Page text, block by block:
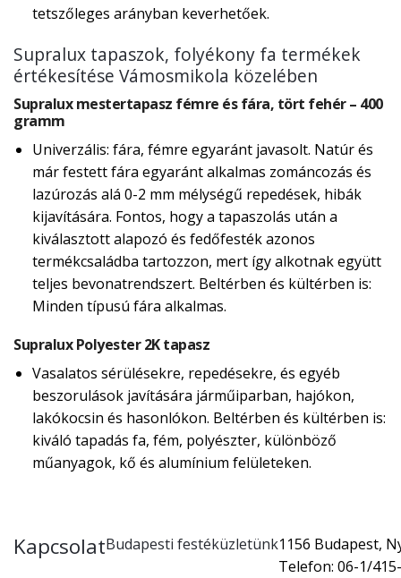
tetszőleges arányban keverhetőek.
Supralux tapaszok, folyékony fa termékek
értékesítése Vámosmikola közelében
Supralux mestertapasz fémre és fára, tört fehér – 400
gramm
Univerzális: fára, fémre egyaránt javasolt. Natúr és
már festett fára egyaránt alkalmas zománcozás és
lazúrozás alá 0-2 mm mélységű repedések, hibák
kijavítására. Fontos, hogy a tapaszolás után a
kiválasztott alapozó és fedőfesték azonos
termékcsaládba tartozzon, mert így alkotnak együtt
teljes bevonatrendszert. Beltérben és kültérben is:
Minden típusú fára alkalmas.
Supralux Polyester 2K tapasz
Vasalatos sérülésekre, repedésekre, és egyéb
beszorulások javítására járműiparban, hajókon,
lakókocsin és hasonlókon. Beltérben és kültérben is:
kiváló tapadás fa, fém, polyészter, különböző
műanyagok, kő és alumínium felületeken.
KapcsolatBudapesti festéküzletünk1156 Budapest,
Telefon: 06-1/